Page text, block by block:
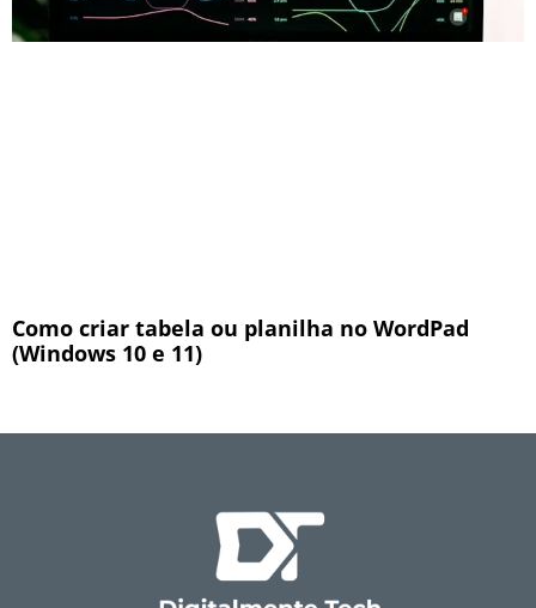
Como criar tabela ou planilha no WordPad
(Windows 10 e 11)